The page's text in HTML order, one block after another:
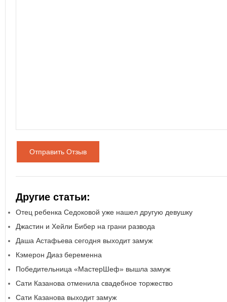
Отправить Отзыв
Другие статьи:
Отец ребенка Седоковой уже нашел другую девушку
Джастин и Хейли Бибер на грани развода
Даша Астафьева сегодня выходит замуж
Кэмерон Диаз беременна
Победительница «МастерШеф» вышла замуж
Сати Казанова отменила свадебное торжество
Сати Казанова выходит замуж